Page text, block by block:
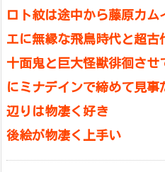
ロト紋は途中から藤原カム
エに無縁な飛鳥時代と超古
十面鬼と巨大怪獣徘徊さ
にミナデインで締めて見
辺りは物凄く好き
後絵が物凄く上手い